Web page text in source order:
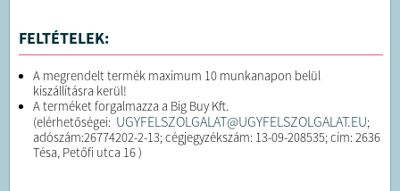
FELTÉTELEK:
A megrendelt termék maximum 10 munkanapon belül
kiszállításra kerül!
A terméket forgalmazza a Big Buy Kft.
(elérhetőségei: UGYFELSZOLGALAT@UGYFELSZOLGALAT.EU;
adószám:26774202-2-13; cégjegyzékszám: 13-09-208535; cím: 2636
Tésa, Petőfi utca 16 )